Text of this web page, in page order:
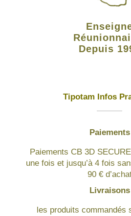
Depuis
Tipotam Infos
Paiements
Paiements CB 3D
une fois et jusqu’à 4 fois
90 €
Livraisons
les produits commandés